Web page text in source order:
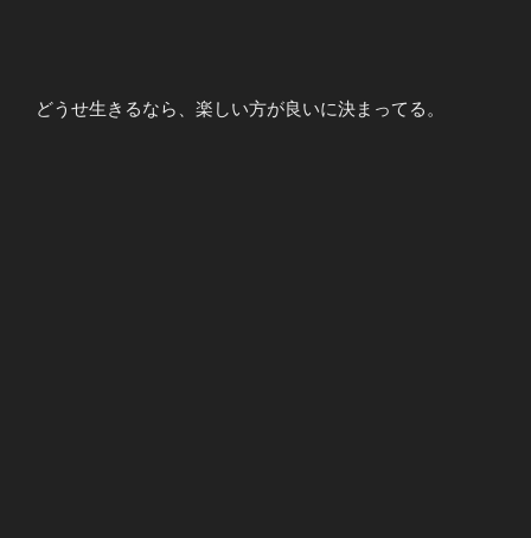
どうせ生きるなら、楽しい方が良いに決まってる。